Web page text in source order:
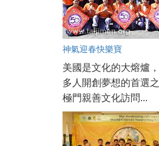
神氣迎春快樂寶
美國是文化的大熔爐
多人開創夢想的首選
極門親善文化訪問...